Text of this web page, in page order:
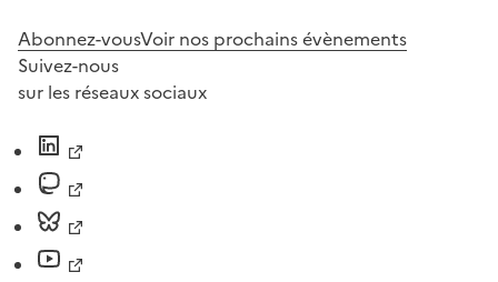
Abonnez-vousVoir nos prochains évènements
Suivez-nous
sur les réseaux sociaux